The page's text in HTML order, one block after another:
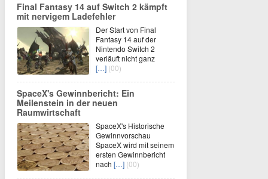
Final Fantasy 14 auf Switch 2 kämpft
mit nervigem Ladefehler
Der Start von Final
Fantasy 14 auf der
Nintendo Switch 2
verläuft nicht ganz
[…] (00)
SpaceX's Gewinnbericht: Ein
Meilenstein in der neuen
Raumwirtschaft
SpaceX's Historische
Gewinnvorschau
SpaceX wird mit seinem
ersten Gewinnbericht
nach […] (00)